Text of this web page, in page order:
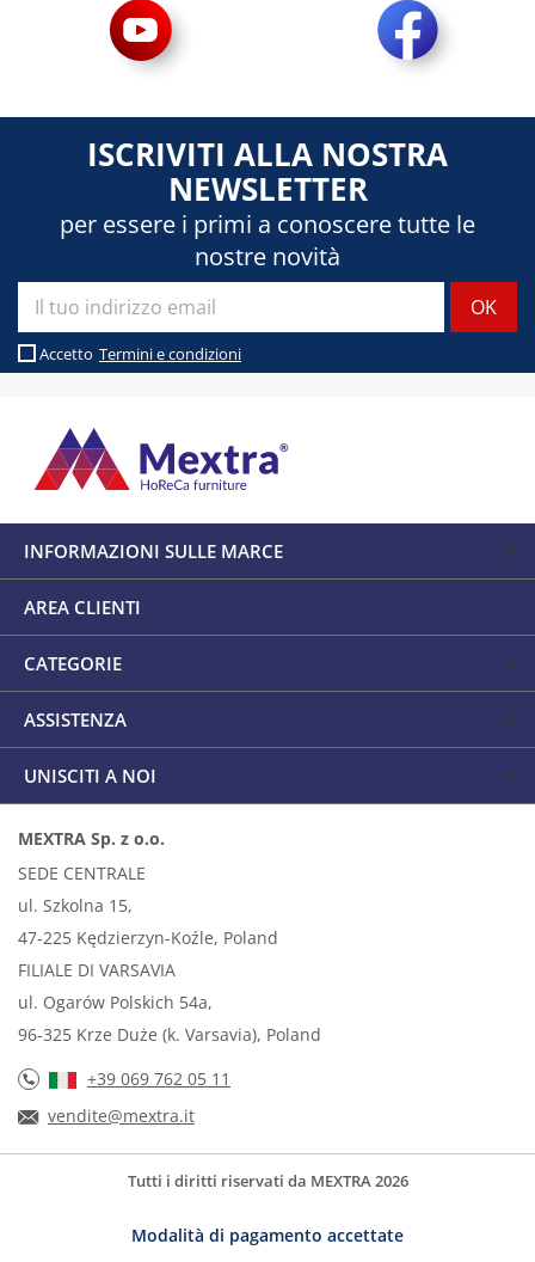
ISCRIVITI ALLA NOSTRA
NEWSLETTER
per essere i primi a conoscere tutte le
nostre novità
Accetto Termini e condizioni
INFORMAZIONI SULLE MARCE
AREA CLIENTI
CATEGORIE
ASSISTENZA
UNISCITI A NOI
MEXTRA Sp. z o.o.
SEDE CENTRALE
ul. Szkolna 15,
47-225 Kędzierzyn-Koźle, Poland
FILIALE DI VARSAVIA
ul. Ogarów Polskich 54a,
96-325 Krze Duże (k. Varsavia), Poland
+39 069 762 05 11
vendite@mextra.it
Tutti i diritti riservati da MEXTRA 2026
Modalità di pagamento accettate